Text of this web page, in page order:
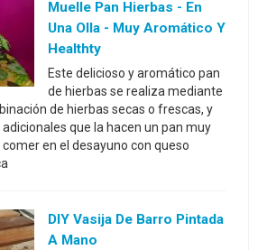
Muelle Pan Hierbas - En
Una Olla - Muy Aromático Y
Healthty
Este delicioso y aromático pan
de hierbas se realiza mediante
de hierbas secas o frescas, y
que la hacen un pan muy
en el desayuno con queso
DIY Vasija De Barro Pintada
A Mano